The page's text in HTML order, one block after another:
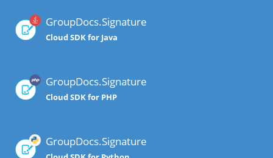
GroupDocs.Signature
Cloud SDK for Java
GroupDocs.Signature
Cloud SDK for PHP
GroupDocs.Signature